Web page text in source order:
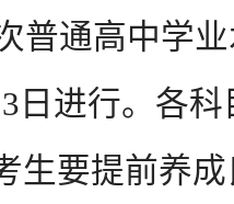
通高中学业
日进行。各科
生要提前养